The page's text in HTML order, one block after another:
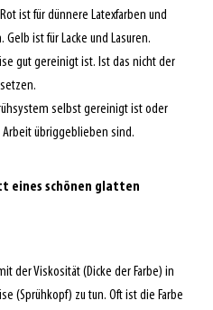
ist für dünnere Latexfarben und
ist für Lacke und Lasuren.
gut gereinigt ist. Ist das nicht der
selbst gereinigt ist oder
übriggeblieben sind.
eines schönen glatten
der Viskosität (Dicke der Farbe) in
(Sprühkopf) zu tun. Oft ist die Farbe